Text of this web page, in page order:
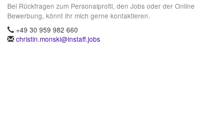
Bei Rückfragen zum Personalprofil, den Jobs oder der Online
Bewerbung, könnt ihr mich gerne kontaktieren.
+49 30 959 982 660
christin.monski@instaff.jobs